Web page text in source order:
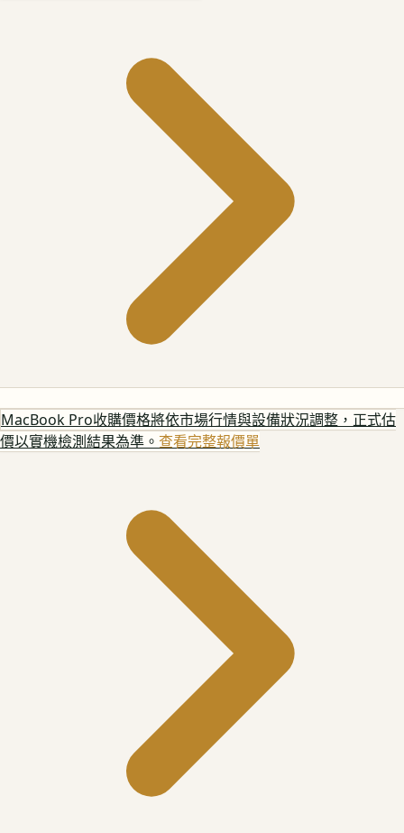
MacBook Pro收購價格將依市場行情與設備狀況調整，正式估
價以實機檢測結果為準。 查看完整報價單